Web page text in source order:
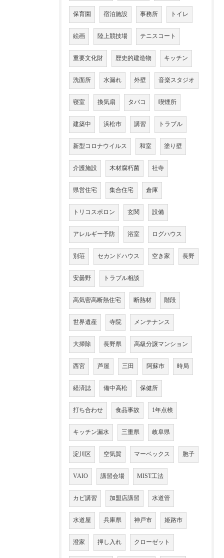
保育園 宿泊施設 事務所 トイレ
絵画 陸上競技場 テニスコート
重要文化財 歴史的建造物 キッチン
洗面所 水漏れ 外壁 音楽スタジオ
寝室 換気扇 タバコ 喫煙所
建築中 浜松市 講習 トラブル
新型コロナウイルス 和室 塗り壁
介護施設 木材腐朽菌 社寺
県営住宅 集合住宅 倉庫
トリコスポロン 玄関 設備
アレルギー予防 浴室 ログハウス
別荘 セカンドハウス 空き家 長野
安曇野 トラブル相談
高気密高断熱住宅 断熱材 階段
世界遺産 寺院 メンテナンス
大掃除 長野県 高級分譲マンション
西宮 芦屋 三田 阿蘇市 時局
経済誌 備中高松 保健所
打ち合わせ 食品事故 1年点検
キッチン漏水 三重県 岐阜県
淀川区 空気質 マーベックス 胞子
VAIO 講習会場 MIST工法
カビ講習 加盟店講習 水道管
水道屋 兵庫県 神戸市 姫路市
澄家 押し入れ クローゼット